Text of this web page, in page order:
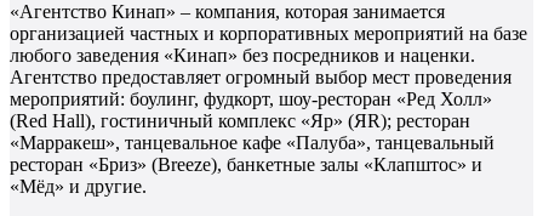
«Агентство Кинап» – компания, которая занимается
организацией частных и корпоративных мероприятий на базе
любого заведения «Кинап» без посредников и наценки.
Агентство предоставляет огромный выбор мест проведения
мероприятий: боулинг, фудкорт, шоу-ресторан «Ред Холл»
(Red Hall), гостиничный комплекс «Яр» (ЯR); ресторан
«Марракеш», танцевальное кафе «Палуба», танцевальный
ресторан «Бриз» (Breeze), банкетные залы «Клапштос» и
«Мёд» и другие.